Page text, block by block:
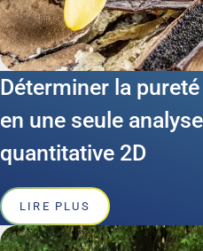
Déterminer la
en une seule
quantitative 2D
LIRE PLUS